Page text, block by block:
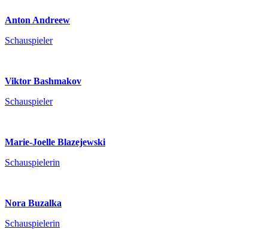
Anton Andreew
Schauspieler
Viktor Bashmakov
Schauspieler
Marie-Joelle Blazejewski
Schauspielerin
Nora Buzalka
Schauspielerin